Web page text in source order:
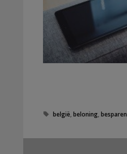
T
s
belgië,beloning,besparen